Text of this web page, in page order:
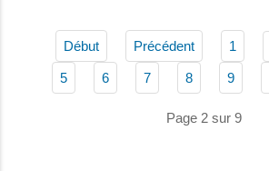
Début Précédent 1
5 6 7 8 9
Page 2 sur 9